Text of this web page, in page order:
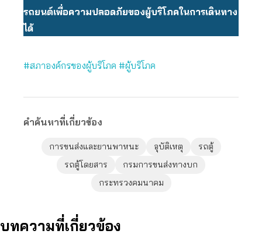
รถยนต์เพื่อความปลอดภัยของผู้บริโภคในการเดินทาง
ได้
#สภาองค์กรของผู้บริโภค #ผู้บริโภค
คำค้นหาที่เกี่ยวข้อง
การขนส่งและยานพาหนะ อุบัติเหตุ
รถตู้
รถตู้โดยสาร
กรมการขนส่งทางบก
กระทรวงคมนาคม
บทความที่เกี่ยวข้อง